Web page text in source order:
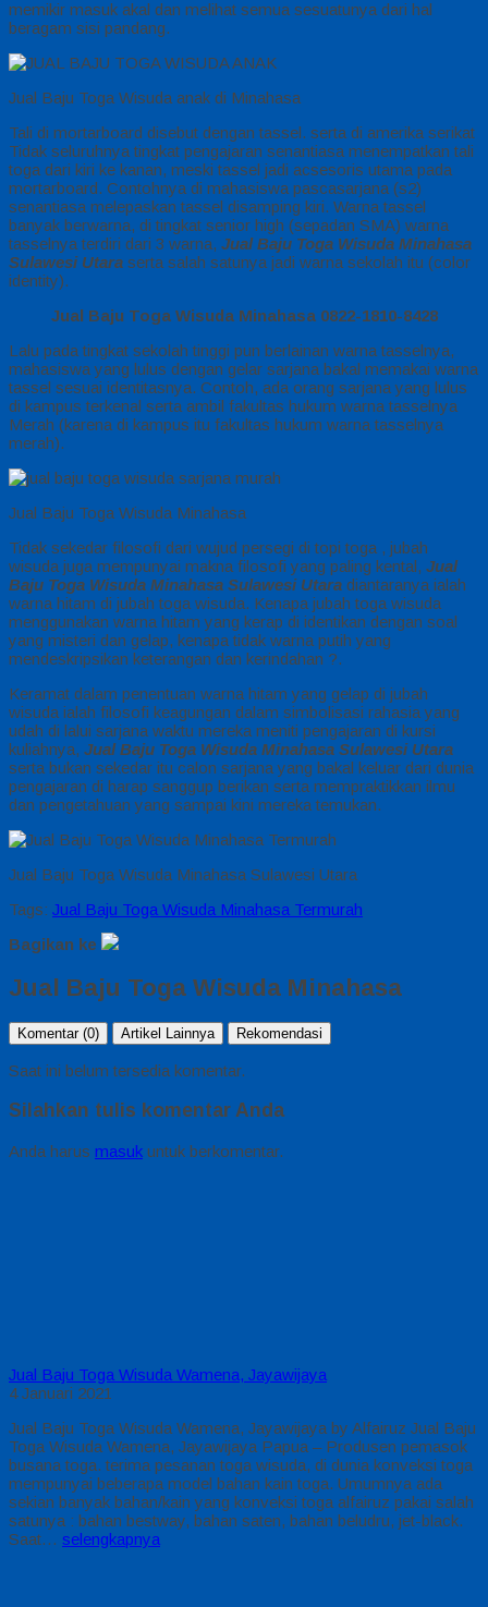
memikir masuk akal dan melihat semua sesuatunya dari hal
beragam sisi pandang.
Jual Baju Toga Wisuda anak di Minahasa
Tali di mortarboard disebut dengan tassel. serta di amerika serikat
Tidak seluruhnya tingkat pengajaran senantiasa menempatkan tali
toga dari kiri ke kanan, meski tassel jadi acsesoris utama pada
mortarboard. Contohnya di mahasiswa pascasarjana (s2)
senantiasa melepaskan tassel disamping kiri. Warna tassel
banyak berwarna, di tingkat senior high (sepadan SMA) warna
tasselnya terdiri dari 3 warna, Jual Baju Toga Wisuda Minahasa
Sulawesi Utara serta salah satunya jadi warna sekolah itu (color
identity).
Jual Baju Toga Wisuda Minahasa 0822-1810-8428
Lalu pada tingkat sekolah tinggi pun berlainan warna tasselnya,
mahasiswa yang lulus dengan gelar sarjana bakal memakai warna
tassel sesuai identitasnya. Contoh, ada orang sarjana yang lulus
di kampus terkenal serta ambil fakultas hukum warna tasselnya
Merah (karena di kampus itu fakultas hukum warna tasselnya
merah).
Jual Baju Toga Wisuda Minahasa
Tidak sekedar filosofi dari wujud persegi di topi toga , jubah
wisuda juga mempunyai makna filosofi yang paling kental, Jual
Baju Toga Wisuda Minahasa Sulawesi Utara diantaranya ialah
warna hitam di jubah toga wisuda. Kenapa jubah toga wisuda
menggunakan warna hitam yang kerap di identikan dengan soal
yang misteri dan gelap, kenapa tidak warna putih yang
mendeskripsikan keterangan dan kerindahan ?.
Keramat dalam penentuan warna hitam yang gelap di jubah
wisuda ialah filosofi keagungan dalam simbolisasi rahasia yang
udah di lalui sarjana waktu mereka meniti pengajaran di kursi
kuliahnya, Jual Baju Toga Wisuda Minahasa Sulawesi Utara
serta bukan sekedar itu calon sarjana yang bakal keluar dari dunia
pengajaran di harap sanggup berikan serta mempraktikkan ilmu
dan pengetahuan yang sampai kini mereka temukan.
Jual Baju Toga Wisuda Minahasa Sulawesi Utara
Tags: Jual Baju Toga Wisuda Minahasa Termurah
Bagikan ke
Jual Baju Toga Wisuda Minahasa
Komentar (0) Artikel Lainnya Rekomendasi
Saat ini belum tersedia komentar.
Silahkan tulis komentar Anda
Anda harus masuk untuk berkomentar.
Jual Baju Toga Wisuda Wamena, Jayawijaya
4 Januari 2021
Jual Baju Toga Wisuda Wamena, Jayawijaya by Alfairuz Jual Baju
Toga Wisuda Wamena, Jayawijaya Papua – Produsen pemasok
busana toga. terima pesanan toga wisuda, di dunia konveksi toga
mempunyai beberapa model bahan kain toga. Umumnya ada
sekian banyak bahan/kain yang konveksi toga alfairuz pakai salah
satunya : bahan bestway, bahan saten, bahan beludru, jet-black.
Saat… selengkapnya